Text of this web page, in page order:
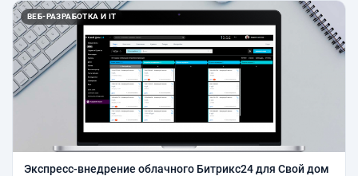
ВЕБ-РАЗРАБОТКА И IT
Экспресс-внедрение облачного Битрикс24 для Свой дом